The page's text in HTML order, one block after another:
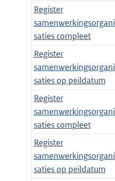
Register
samenwerkingsorgani
saties compleet
Register
samenwerkingsorgani
saties op peildatum
Register
samenwerkingsorgani
saties compleet
Register
samenwerkingsorgani
saties op peildatum